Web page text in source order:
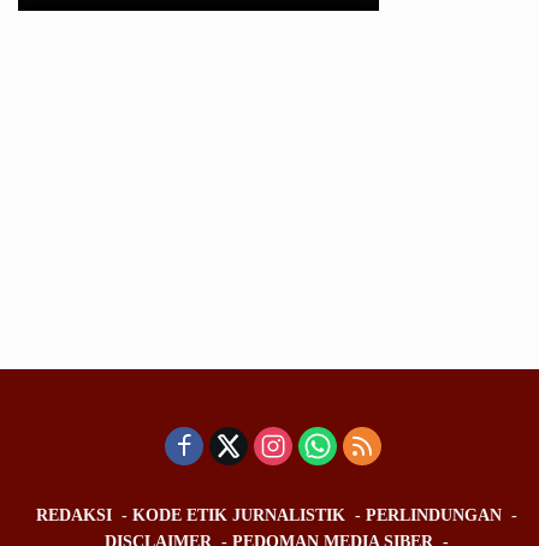
REDAKSI KODE ETIK JURNALISTIK
PERLINDUNGAN
DISCLAIMER
PEDOMAN MEDIA SIBER